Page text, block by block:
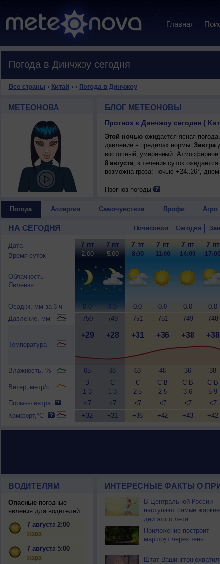
Главная
Погода в Динчжоу сегодня
Все страны › Китай › › Погода в Динчжоу
МЕТЕОНОВА БЛОГ МЕТЕОНОВЫ
Прогноз в Динчжоу сегодня (
Этой ночьюожидается ясная
давление в пределах нормы. Завтра
восточный, умеренный.
8 августа, в течение суток
возможна гроза; ночью +24..26°,
Прогноз погоды
Погода Аллергия Самочувствие Профи Агро
НА СЕГОДНЯ Почасовой Сегодня
Дата
Время суток
Облачность
Явления
Осадки, мм за 3 ч
Давление, мм
Температура
Влажность, %
Ветер, метр/с
Порывы ветра
Комфорт,°C
7 пт
2:00
0.0
750
+29
65
З
1-3
<7
+32
7 пт
5:00
0.0
749
+28
68
С
1-3
<7
+31
7 пт
8:00
0.0
751
+31
63
С
2-5
<7
+36
7 пт
11:00
0.0
751
+36
48
С-В
2-5
<7
+42
7 пт
14:00
0.0
749
+38
36
С-В
3-6
<7
+43
7 пт
17:00
0.0
748
+38
38
С-В
5-9
<7
+42
ВОДИТЕЛЯМ
Опасныепогодные
явления для водителей
7 августа 2:00
жара
7 августа 5:00
жара
ИНТЕРЕСНЫЕ ФАКТЫ О
В Центральной России
наступают самые жаркие
дни этого лета
Приложение построит
маршрут через тень
Штат Вашингтон